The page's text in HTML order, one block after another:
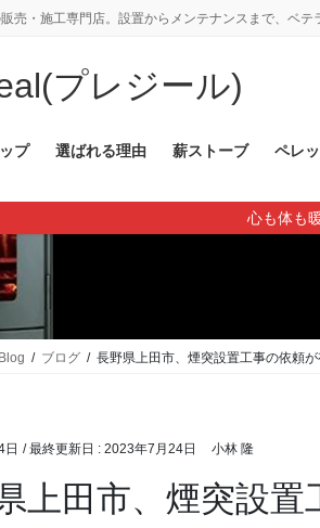
売・施工専門店。設置からメンテナンスまで、ベ
プレジール)
プ 選ばれる理由 薪ストーブ ペレ
心も体も
Blog ブログ 長野県上田市、煙突設置工事の依頼が
日 / 最終更新日 : 2023年7月24日 小林 隆
上田市、煙突設置